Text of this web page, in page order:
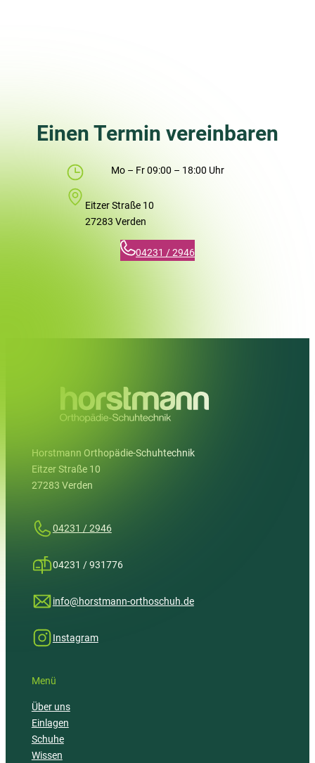
Einen Termin vereinbaren
Mo – Fr 09:00 – 18:00 Uhr
Eitzer Straße 10
27283 Verden
04231 / 2946
Horstmann Orthopädie-Schuhtechnik
Eitzer Straße 10
27283 Verden
04231 / 2946
04231 / 931776
info@horstmann-orthoschuh.de
Instagram
Menü
Über uns
Einlagen
Schuhe
Wissen